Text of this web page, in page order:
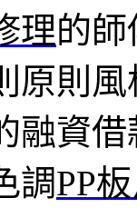
理的
原則風
融資
調PP